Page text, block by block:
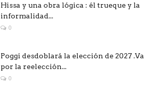
Hissa y una obra lógica : él trueque y la
informalidad...
0
Poggi desdoblará la elección de 2027 .Va
por la reelección...
0